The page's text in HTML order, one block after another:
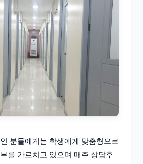
분들에게는 학생에게 맞춤형으로
를 가르치고 있으며 매주 상담후